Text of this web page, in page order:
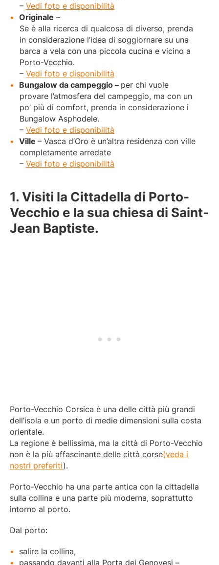
– Vedi foto e disponibilità
Originale –
Se è alla ricerca di qualcosa di diverso, prenda
in considerazione l’idea di soggiornare su una
barca a vela con una piccola cucina e vicino a
Porto-Vecchio.
– Vedi foto e disponibilità
Bungalow da campeggio – per chi vuole
provare l’atmosfera del campeggio, ma con un
po’ più di comfort, prenda in considerazione i
Bungalow Asphodele.
– Vedi foto e disponibilità
Ville – Vasca d’Oro è un’altra residenza con ville
completamente arredate
– Vedi foto e disponibilità
1. Visiti la Cittadella di Porto-
Vecchio e la sua chiesa di Saint-
Jean Baptiste.
Porto-Vecchio Corsica è una delle città più grandi
dell’isola e un porto di medie dimensioni sulla costa
orientale.
La regione è bellissima, ma la città di Porto-Vecchio
non è la più affascinante delle città corse(veda i
nostri preferiti).
Porto-Vecchio ha una parte antica con la cittadella
sulla collina e una parte più moderna, soprattutto
intorno al porto.
Dal porto:
salire la collina,
passando davanti alla Porta dei Genovesi –